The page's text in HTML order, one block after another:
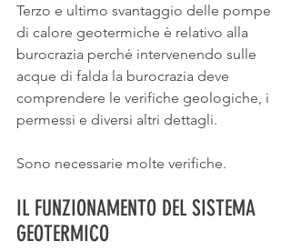
Terzo e ultimo svantaggio delle pompe
di calore geotermiche è relativo alla
burocrazia perché intervenendo sulle
acque di falda la burocrazia deve
comprendere le verifiche geologiche, i
permessi e diversi altri dettagli.
Sono necessarie molte verifiche.
IL FUNZIONAMENTO DEL SISTEMA
GEOTERMICO